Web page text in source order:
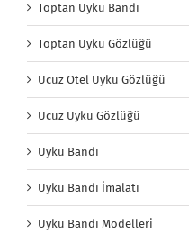
Toptan Uyku Bandı
Toptan Uyku Gözlüğü
Ucuz Otel Uyku Gözlüğü
Ucuz Uyku Gözlüğü
Uyku Bandı
Uyku Bandı İmalatı
Uyku Bandı Modelleri